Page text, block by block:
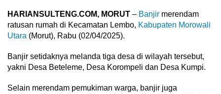
HARIANSULTENG.COM, MORUT – Banjir merendam
ratusan rumah di Kecamatan Lembo, Kabupaten Morowali
Utara (Morut), Rabu (02/04/2025).
Banjir setidaknya melanda tiga desa di wilayah tersebut,
yakni Desa Beteleme, Desa Korompeli dan Desa Kumpi.
Selain merendam pemukiman warga, banjir juga